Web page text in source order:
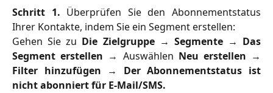
Schritt 1. Überprüfen Sie den Abonnementstatus
Ihrer Kontakte, indem Sie ein Segment erstellen:
Gehen Sie zu Die Zielgruppe→ Segmente→ Das
Segment erstellen → Auswählen Neu erstellen →
Filter hinzufügen → Der Abonnementstatus ist
nicht abonniert für E-Mail/SMS.